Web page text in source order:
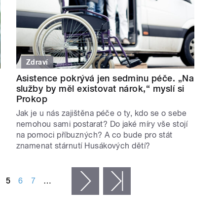
Zdraví
Asistence pokrývá jen sedminu péče. „Na
služby by měl existovat nárok,“ myslí si
Prokop
Jak je u nás zajištěna péče o ty, kdo se o sebe
nemohou sami postarat? Do jaké míry vše stojí
na pomoci příbuzných? A co bude pro stát
znamenat stárnutí Husákových dětí?
5 6 7 … následující ›